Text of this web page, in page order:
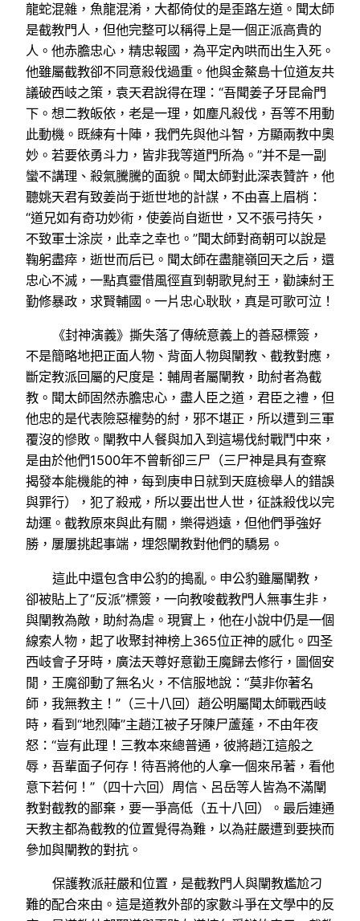
龍蛇混雜，魚龍混淆，大都倚仗的是歪路左道。聞太師
是截教門人，但他完整可以稱得上是一個正派高貴的
人。他赤膽忠心，精忠報國，為平定內哄而出生入死。
他雖屬截教卻不同意殺伐過重。他與金鰲島十位道友共
議破西岐之策，袁天君說得在理：“吾聞姜子牙昆侖門
下。想二教皈依，老是一理，如塵凡殺伐，吾等不用動
此動機。既練有十陣，我們先與他斗智，方顯兩教中奧
妙。若要依勇斗力，皆非我等道門所為。”并不是一副
蠻不講理、殺氣騰騰的面貌。聞太師對此深表贊許，他
聽姚天君有致姜尚于逝世地的計謀，不由喜上眉梢：
“道兄如有奇功妙術，使姜尚自逝世，又不張弓持矢，
不致軍士涂炭，此幸之幸也。”聞太師對商朝可以說是
鞠躬盡瘁，逝世而后已。聞太師在盡龍嶺回天之后，還
忠心不滅，一點真靈借風徑直到朝歌見紂王，勸諫紂王
勤修暴政，求賢輔國。一片忠心耿耿，真是可歌可泣！
《封神演義》撕失落了傳統意義上的善惡標簽，
不是簡略地把正面人物、背面人物與闡教、截教對應，
斷定教派回屬的尺度是：輔周者屬闡教，助紂者為截
教。聞太師固然赤膽忠心，盡人臣之道，君臣之禮，但
他忠的是代表險惡權勢的紂，邪不堪正，所以遭到三軍
覆沒的慘敗。闡教中人餐與加入到這場伐紂戰鬥中來，
是由於他們1500年不曾斬卻三尸（三尸神是具有查察
揭發本能機能的神，每到庚申日就到天庭檢舉人的錯誤
與罪行），犯了殺戒，所以要出世人世，征誅殺伐以完
劫運。截教原來與此有關，樂得逍遠，但他們爭強好
勝，屢屢挑起事端，埋怨闡教對他們的驕易。
這此中還包含申公豹的搗亂。申公豹雖屬闡教，
卻被貼上了“反派”標簽，一向教唆截教門人無事生非，
與闡教為敵，助紂為虐。現實上，他在小說中仍是一個
線索人物，起了收聚封神榜上365位正神的感化。四圣
西岐會子牙時，廣法天尊好意勸王魔歸去修行，圖個安
閒，王魔卻動了無名火，不信服地說：“莫非你著名
師，我無教主！”（三十八回）趙公明屬聞太師戰西岐
時，看到“地烈陣”主趙江被子牙陳尸蘆蓬，不由年夜
怒：“豈有此理！三教本來總普通，彼將趙江這般之
辱，吾輩面子何存！待吾將他的人拿一個來吊著，看他
意下若何！”（四十六回）周信、呂岳等人皆為不滿闡
教對截教的鄙棄，要一爭高低（五十八回）。最后連通
天教主都為截教的位置覺得為難，以為莊嚴遭到要挾而
參加與闡教的對抗。
保護教派莊嚴和位置，是截教門人與闡教尷尬刁
難的配合來由。這是道教外部的家數斗爭在文學中的反